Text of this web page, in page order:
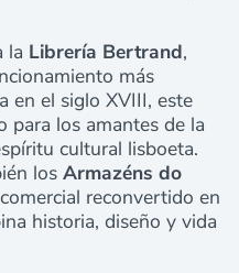
la Librería Bertrand,
más
en el siglo XVIII, este
para los amantes de la
cultural lisboeta.
los Armazéns do
reconvertido en
historia, diseño y vida